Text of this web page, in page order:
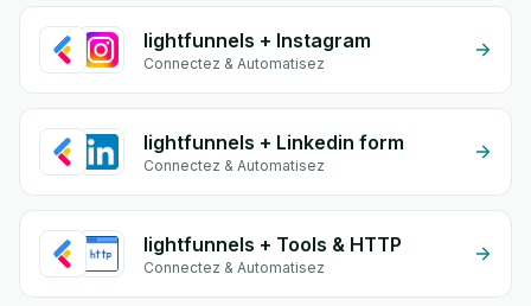
lightfunnels + Instagram
Connectez & Automatisez
lightfunnels + Linkedin form
Connectez & Automatisez
lightfunnels + Tools & HTTP
Connectez & Automatisez